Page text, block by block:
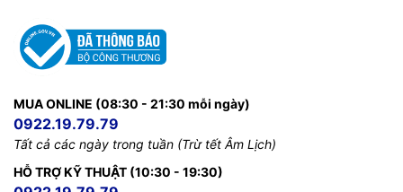
MUA ONLINE (08:30 - 21:30 mỗi ngày)
0922.19.79.79
Tất cả các ngày trong tuần (Trừ tết Âm Lịch)
HỖ TRỢ KỸ THUẬT (10:30 - 19:30)